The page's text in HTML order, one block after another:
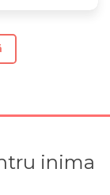
inima